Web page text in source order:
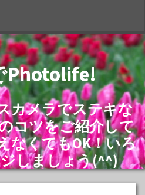
Photolife!
カメラでステキな
コツをご紹介して
なくてもOK！いろ
しましょう(^^)